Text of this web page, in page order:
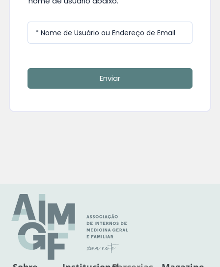
* Nome de Usuário ou Endereço de Email
Enviar